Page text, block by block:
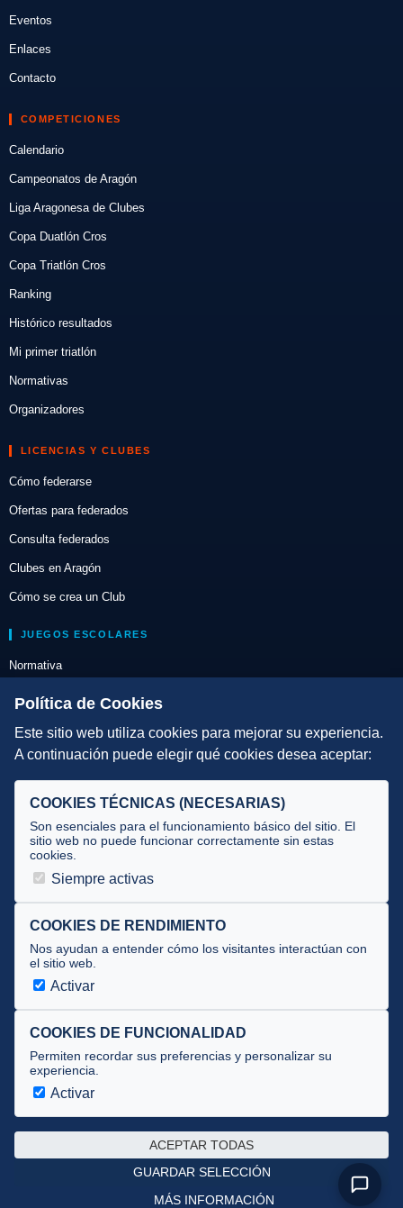
Eventos
Enlaces
Contacto
COMPETICIONES
Calendario
Campeonatos de Aragón
Liga Aragonesa de Clubes
Copa Duatlón Cros
Copa Triatlón Cros
Ranking
Histórico resultados
Mi primer triatlón
Normativas
Organizadores
LICENCIAS Y CLUBES
Cómo federarse
Ofertas para federados
Consulta federados
Clubes en Aragón
Cómo se crea un Club
JUEGOS ESCOLARES
Normativa
Escuelas de Triatlón
DIRECCIÓN TÉCNICA
Selecciones
Tecnificación
JUECES Y OFICIALES
Documentos
Cursos
Circulares oficiales
Convocatorias y Equipaciones
Av. José Atarés 101, semisótano. 50018 Zaragoza
Privacidad · Cookies
Política de Cookies
Este sitio web utiliza cookies para mejorar su experiencia.
A continuación puede elegir qué cookies desea aceptar:
COOKIES TÉCNICAS (NECESARIAS)
Son esenciales para el funcionamiento básico del sitio. El
sitio web no puede funcionar correctamente sin estas
cookies.
Siempre activas
COOKIES DE RENDIMIENTO
Nos ayudan a entender cómo los visitantes interactúan con
el sitio web.
Activar
COOKIES DE FUNCIONALIDAD
Permiten recordar sus preferencias y personalizar su
experiencia.
Activar
ACEPTAR TODAS
GUARDAR SELECCIÓN
MÁS INFORMACIÓN